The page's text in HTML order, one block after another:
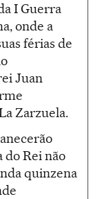
I Guerra
onde a
férias de
Juan
Zarzuela.
do Rei não
quinzena